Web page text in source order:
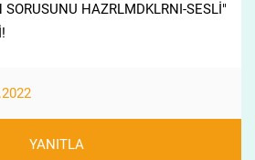
SORUSUNU HAZRLMDKLRNI-SESLİ"
YANITLA